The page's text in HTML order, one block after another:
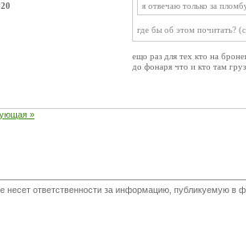
я отвечаю только за
где бы об этом почитать?
ещо раз для тех кто на
до фонаря что и кто там
»
несет ответственности за информацию, публикуемую